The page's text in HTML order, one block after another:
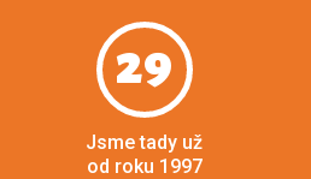
29
Jsme tady už
od roku 1997